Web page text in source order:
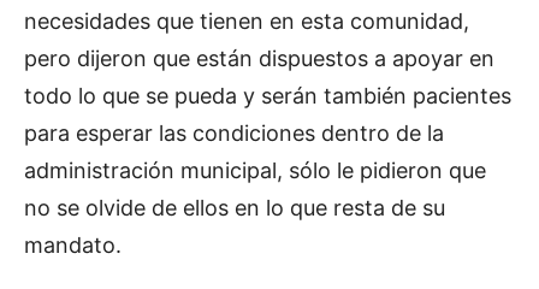
necesidades que tienen en esta comunidad,
pero dijeron que están dispuestos a apoyar en
todo lo que se pueda y serán también pacientes
para esperar las condiciones dentro de la
administración municipal, sólo le pidieron que
no se olvide de ellos en lo que resta de su
mandato.